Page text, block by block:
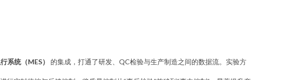
系统（MES）
的集成，打通了研发、QC检验与生产制造之间的数据流。实验方